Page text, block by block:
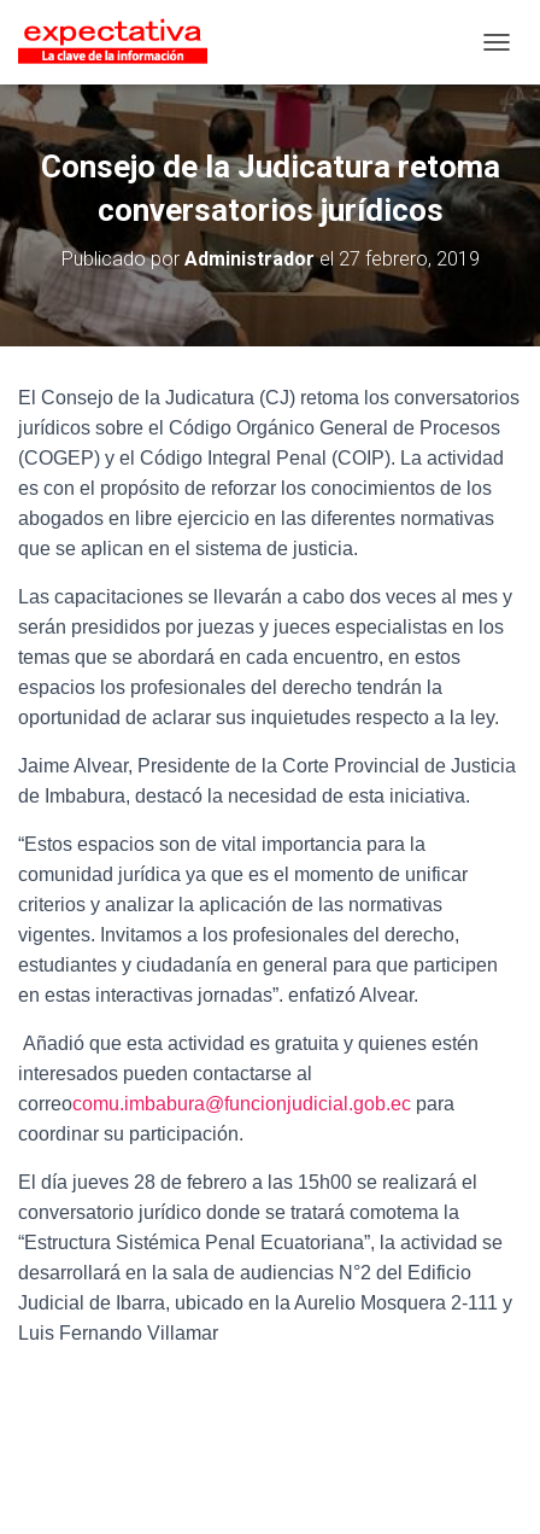
Consejo de la Judicatura retoma
conversatorios jurídicos
Publicado por Administradorel 27 febrero, 2019
El Consejo de la Judicatura (CJ) retoma los conversatorios
jurídicos sobre el Código Orgánico General de Procesos
(COGEP) y el Código Integral Penal (COIP). La actividad
es con el propósito de reforzar los conocimientos de los
abogados en libre ejercicio en las diferentes normativas
que se aplican en el sistema de justicia.
Las capacitaciones se llevarán a cabo dos veces al mes y
serán presididos por juezas y jueces especialistas en los
temas que se abordará en cada encuentro, en estos
espacios los profesionales del derecho tendrán la
oportunidad de aclarar sus inquietudes respecto a la ley.
Jaime Alvear, Presidente de la Corte Provincial de Justicia
de Imbabura, destacó la necesidad de esta iniciativa.
“Estos espacios son de vital importancia para la
comunidad jurídica ya que es el momento de unificar
criterios y analizar la aplicación de las normativas
vigentes. Invitamos a los profesionales del derecho,
estudiantes y ciudadanía en general para que participen
en estas interactivas jornadas”. enfatizó Alvear.
Añadió que esta actividad es gratuita y quienes estén
interesados pueden contactarse al
correocomu.imbabura@funcionjudicial.gob.ec para
coordinar su participación.
El día jueves 28 de febrero a las 15h00 se realizará el
conversatorio jurídico donde se tratará comotema la
“Estructura Sistémica Penal Ecuatoriana”, la actividad se
desarrollará en la sala de audiencias N°2 del Edificio
Judicial de Ibarra, ubicado en la Aurelio Mosquera 2-111 y
Luis Fernando Villamar